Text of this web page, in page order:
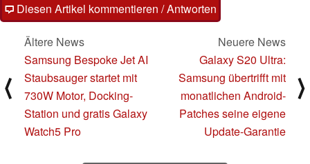
Diesen Artikel kommentieren / Antworten
⟨
Ältere News
Samsung Bespoke Jet AI
Staubsauger startet mit
730W Motor, Docking-
Station und gratis Galaxy
Watch5 Pro
Neuere News
Galaxy S20 Ultra:
Samsung übertrifft mit
monatlichen Android-
Patches seine eigene
Update-Garantie
⟩